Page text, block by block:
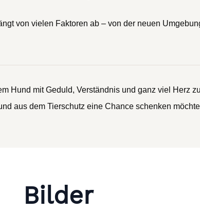
von vielen Faktoren ab – von der neuen
Hund mit Geduld, Verständnis und ganz viel Herz
aus dem Tierschutz eine Chance schenken
Bilder